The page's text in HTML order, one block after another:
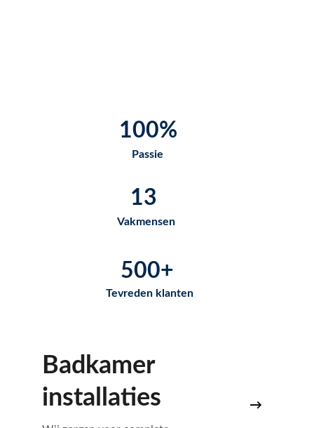
13
500+
Tevreden klanten
Vakmensen
100%
Passie
Badkamer
installaties
→